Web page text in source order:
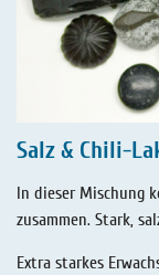
Salz & Chili-
In dieser Mischung
zusammen. Stark,
Extra starkes